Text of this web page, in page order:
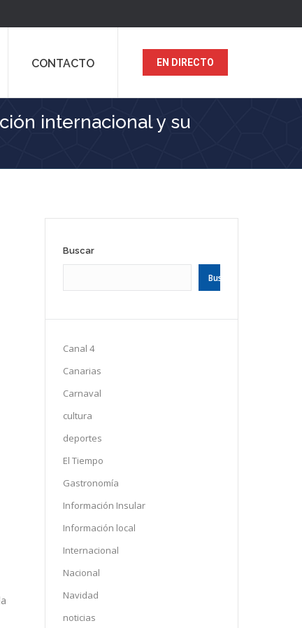
CONTACTO EN DIRECTO
internacional y su
Buscar
Buscar
Canal 4
Canarias
Carnaval
cultura
deportes
El Tiempo
Gastronomía
Información Insular
Información local
Internacional
Nacional
Navidad
noticias